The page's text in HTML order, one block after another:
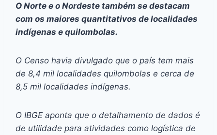
O Norte e o Nordeste também se destacam
com os maiores quantitativos de localidades
indígenas e quilombolas.
O Censo havia divulgado que o país tem mais
de 8,4 mil localidades quilombolas e cerca de
8,5 mil localidades indígenas.
O IBGE aponta que o detalhamento de dados é
de utilidade para atividades como logística de